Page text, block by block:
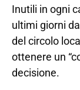
Inutili in ogni
ultimi giorni
del circolo
ottenere un
decisione.